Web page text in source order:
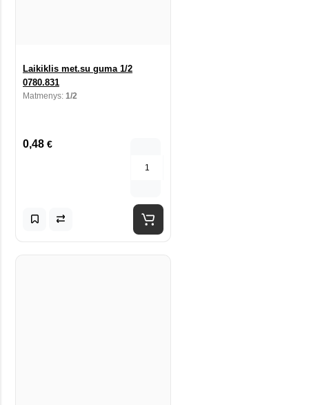
Laikiklis met.su guma 1/2
0780.831
Matmenys: 1/2
0,48 €